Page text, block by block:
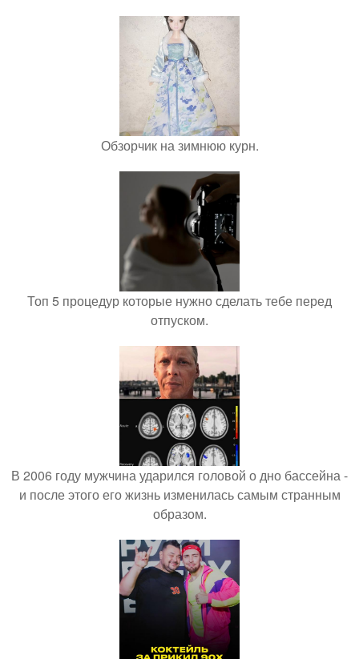
Обзорчик на зимнюю курн.
Топ 5 процедур которые нужно сделать тебе перед
отпуском.
В 2006 году мужчина ударился головой о дно бассейна -
и после этого его жизнь изменилась самым странным
образом.